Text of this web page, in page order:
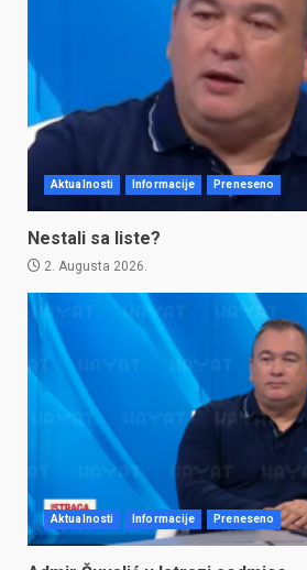
Aktualnosti Informacije Preneseno
Nestali sa liste?
2. Augusta 2026.
Aktualnosti Informacije Preneseno